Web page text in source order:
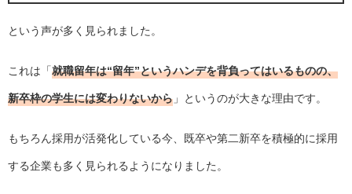
という声が多く見られました。
これは「就職留年は“留年”というハンデを背負ってはいるものの、
新卒枠の学生には変わりないから 」というのが大きな理由です。
もちろん採用が活発化している今、既卒や第二新卒を積極的に採用
する企業も多く見られるようになりました。